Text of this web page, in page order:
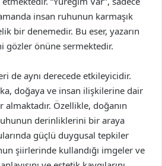
insan ruhunun karmaşık
bir denemedir. Bu eser, yazarın
gözler önüne sermektedir.
de aynı derecede etkileyicidir.
doğaya ve insan ilişkilerine dair
Özellikle, doğanın
derinliklerini bir araya
güçlü duygusal tepkiler
şiirlerinde kullandığı imgeler ve